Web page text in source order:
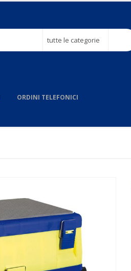
tutte le categorie
ORDINI TELEFONICI